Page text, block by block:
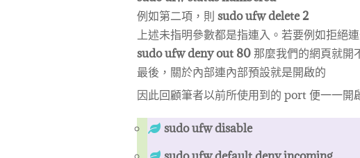
例如第二項，則 sudo ufw delete 2
上述未指明參數都是指連入。若要例如拒絕
sudo ufw deny out 80那麼我們的網頁就開
最後，關於內部連內部預設就是開啟的
因此回顧筆者以前所使用到的 port 便一一開
sudo ufw disable